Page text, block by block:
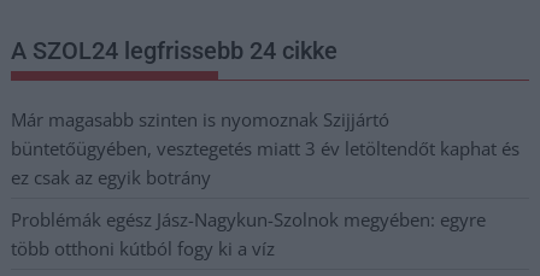
A SZOL24 legfrissebb 24 cikke
Már magasabb szinten is nyomoznak Szijjártó
büntetőügyében, vesztegetés miatt 3 év letöltendőt kaphat és
ez csak az egyik botrány
Problémák egész Jász-Nagykun-Szolnok megyében: egyre
több otthoni kútból fogy ki a víz